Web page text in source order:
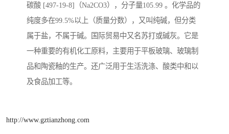
碳酸 [497-19-8]（Na2CO3），分子量105.99 。化学品的
纯度多在99.5%以上（质量分数），又叫纯碱，但分类
属于盐，不属于碱。国际贸易中又名苏打或碱灰。它是
一种重要的有机化工原料，主要用于平板玻璃、玻璃制
品和陶瓷釉的生产。还广泛用于生活洗涤、酸类中和以
及食品加工等。
http://www.gztianzhong.com